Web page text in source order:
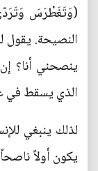
(وَتَغَطْرَسَ
النصيحة.
ينصحني أنا؟
الذي يسقط في
لذلك ينبغي
يكون أولاً